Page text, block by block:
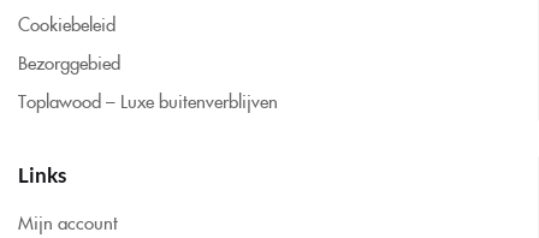
Cookiebeleid
Bezorggebied
Toplawood – Luxe buitenverblijven
Links
Mijn account